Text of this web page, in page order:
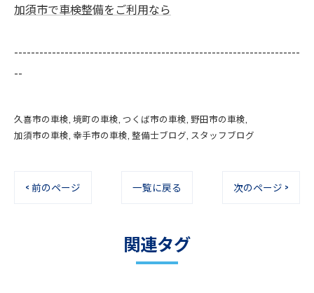
加須市で車検整備をご利用なら
--------------------------------------------------------------------
--
久喜市の車検 境町の車検 つくば市の車検 野田市の車検
加須市の車検 幸手市の車検 整備士ブログ スタッフブログ
< 前のページ 一覧に戻る 次のページ >
関連タグ